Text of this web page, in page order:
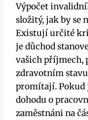
Výpočet
složitý, jak by se
Existují určité
je důchod
vašich příjmech,
zdravotním
promítají. Pokud
dohodu o
zaměstnáni na